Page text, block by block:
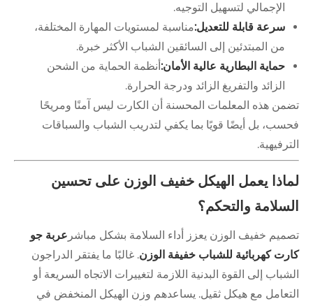
الإجمالي لتسهيل التوجيه.
سرعة قابلة للتعديل:مناسبة لمستويات المهارة المختلفة،
من المبتدئين إلى السائقين الشباب الأكثر خبرة.
حماية البطارية عالية الأمان:أنظمة الحماية من الشحن
الزائد والتفريغ الزائد ودرجة الحرارة.
تضمن هذه المعلمات المحسنة أن الكارت ليس آمنًا ومريحًا
فحسب، بل أيضًا قويًا بما يكفي لتدريب الشباب والسباقات
الترفيهية.
لماذا يعمل الهيكل خفيف الوزن على تحسين
السلامة والتحكم؟
تصميم خفيف الوزن يعزز أداء السلامة بشكل مباشر عربة جو
كارت كهربائية للشباب خفيفة الوزن. غالبًا ما يفتقر الدراجون
الشباب إلى القوة البدنية اللازمة لتغييرات الاتجاه السريعة أو
التعامل مع هيكل ثقيل. يساعدهم وزن الهيكل المنخفض في